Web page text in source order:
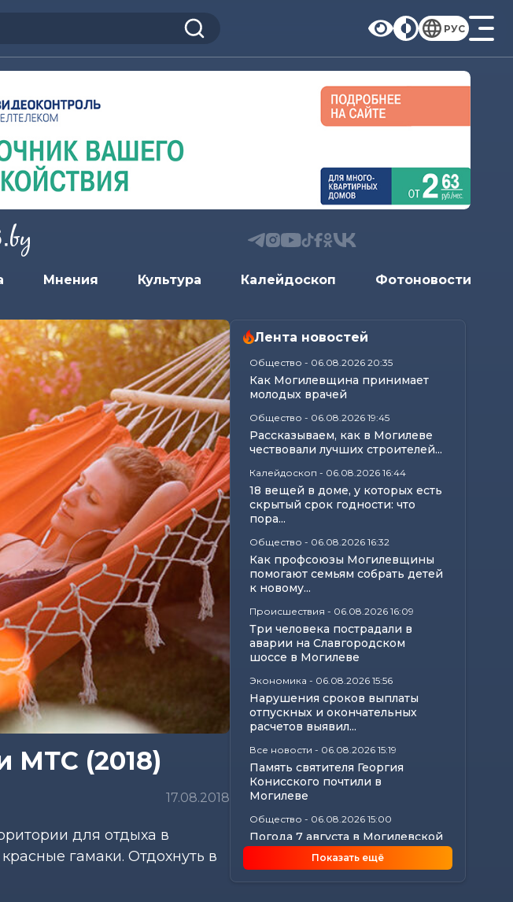
РУС
Мнения Культура Калейдоскоп Фотоновости
МТС (2018)
17.08.2018
для отдыха в
гамаки. Отдохнуть в
Лента новостей
Общество - 06.08.2026 20:35
Как Могилевщина принимает
молодых врачей
Общество - 06.08.2026 19:45
Рассказываем, как в Могилеве
чествовали лучших строителей...
Калейдоскоп - 06.08.2026 16:44
18 вещей в доме, у которых есть
скрытый срок годности: что
пора...
Общество - 06.08.2026 16:32
Как профсоюзы Могилевщины
помогают семьям собрать детей
к новому...
Происшествия - 06.08.2026 16:09
Три человека пострадали в
аварии на Славгородском
шоссе в Могилеве
Экономика - 06.08.2026 15:56
Нарушения сроков выплаты
отпускных и окончательных
расчетов выявил...
Все новости - 06.08.2026 15:19
Память святителя Георгия
Конисского почтили в
Могилеве
Общество - 06.08.2026 15:00
Погода 7 августа в Могилевской
области: ливни, град,
шквалистый...
Показать ещё